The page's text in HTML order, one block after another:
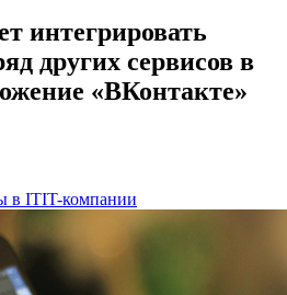
интегрировать
других сервисов в
«ВКонтакте»
в ITIT-компании